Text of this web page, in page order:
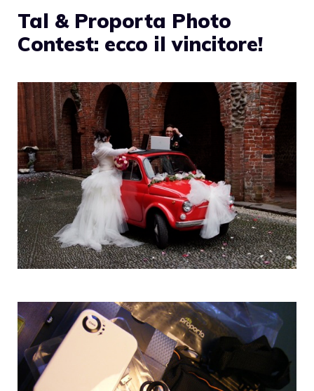
Tal & Proporta Photo
Contest: ecco il vincitore!